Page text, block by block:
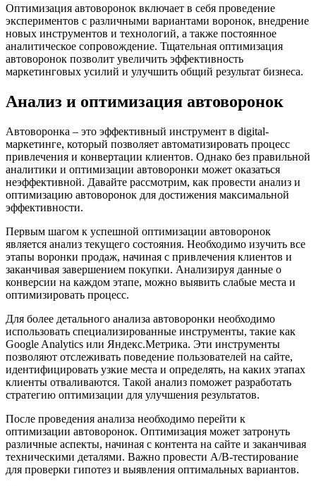
Оптимизация автоворонок включает в себя проведение
экспериментов с различными вариантами воронок, внедрение
новых инструментов и технологий, а также постоянное
аналитическое сопровождение. Тщательная оптимизация
автоворонок позволит увеличить эффективность
маркетинговых усилий и улучшить общий результат бизнеса.
Анализ и оптимизация автоворонок
Автоворонка – это эффективный инструмент в digital-
маркетинге, который позволяет автоматизировать процесс
привлечения и конвертации клиентов. Однако без правильной
аналитики и оптимизации автоворонки может оказаться
неэффективной. Давайте рассмотрим, как провести анализ и
оптимизацию автоворонок для достижения максимальной
эффективности.
Первым шагом к успешной оптимизации автоворонок
является анализ текущего состояния. Необходимо изучить все
этапы воронки продаж, начиная с привлечения клиентов и
заканчивая завершением покупки. Анализируя данные о
конверсии на каждом этапе, можно выявить слабые места и
оптимизировать процесс.
Для более детального анализа автоворонки необходимо
использовать специализированные инструменты, такие как
Google Analytics или Яндекс.Метрика. Эти инструменты
позволяют отслеживать поведение пользователей на сайте,
идентифицировать узкие места и определять, на каких этапах
клиенты отваливаются. Такой анализ поможет разработать
стратегию оптимизации для улучшения результатов.
После проведения анализа необходимо перейти к
оптимизации автоворонок. Оптимизация может затронуть
различные аспекты, начиная с контента на сайте и заканчивая
техническими деталями. Важно провести A/B-тестирование
для проверки гипотез и выявления оптимальных вариантов.